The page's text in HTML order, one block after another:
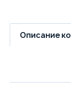
Описание